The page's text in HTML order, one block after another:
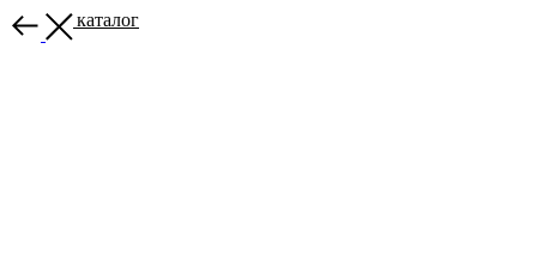
Назад в каталог